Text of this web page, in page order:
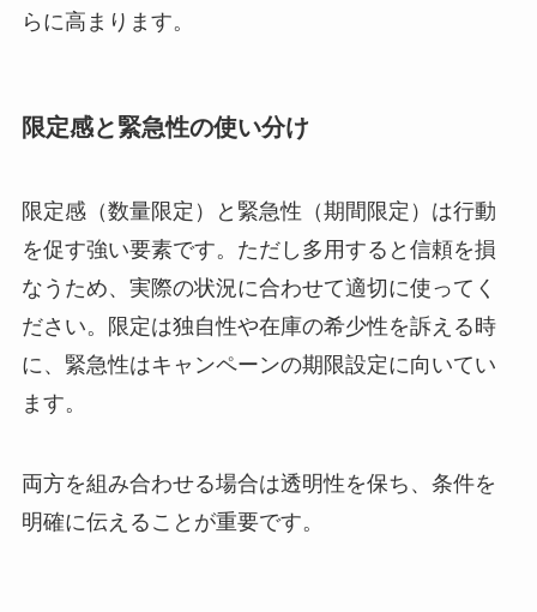
らに高まります。
限定感と緊急性の使い分け
限定感（数量限定）と緊急性（期間限定）は行動
を促す強い要素です。ただし多用すると信頼を損
なうため、実際の状況に合わせて適切に使ってく
ださい。限定は独自性や在庫の希少性を訴える時
に、緊急性はキャンペーンの期限設定に向いてい
ます。
両方を組み合わせる場合は透明性を保ち、条件を
明確に伝えることが重要です。